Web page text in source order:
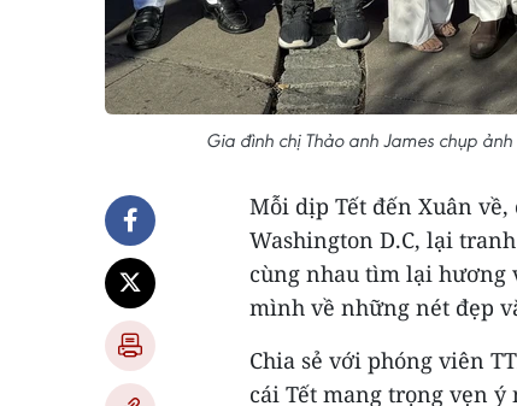
Gia đình chị Thảo anh James chụp
Mỗi dịp Tết đến Xuân
Washington D.C, lại
cùng nhau tìm lại hương
mình về những nét đẹp
Chia sẻ với phóng viên
cái Tết mang trọng vẹn